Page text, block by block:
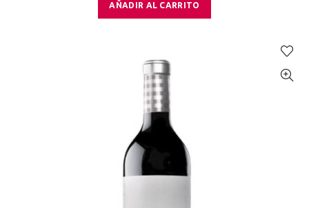
AÑADIR AL CARRITO